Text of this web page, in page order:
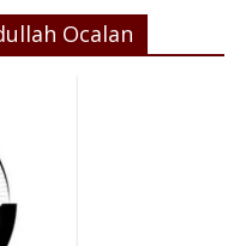
Ocalan